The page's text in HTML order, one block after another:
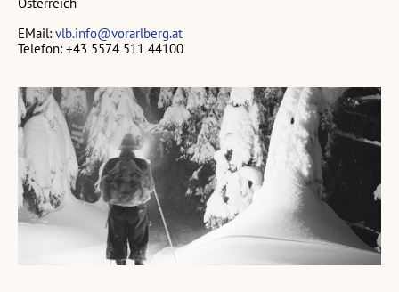
EMail: vlb.info@vorarlberg.at
Telefon: +43 5574 511 44100